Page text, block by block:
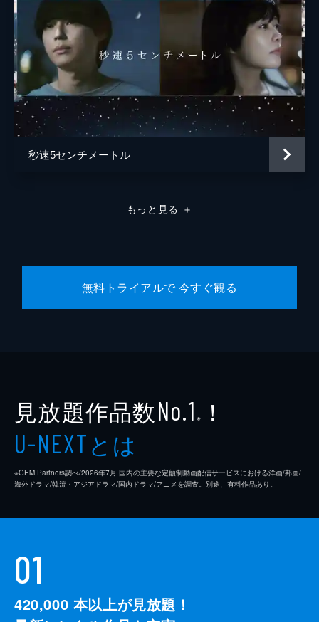
熊谷宜和
秒速5センチメートル
もっと見る ＋
無料トライアルで 今すぐ観る
見放題作品数No.1 ※ ！
U-NEXTとは
※GEM Partners調べ/2026年7⽉ 国内の主要な定額制動画配信サービスにおける洋画/邦画/
海外ドラマ/韓流・アジアドラマ/国内ドラマ/アニメを調査。別途、有料作品あり。
01
420,000 本以上が見放題！